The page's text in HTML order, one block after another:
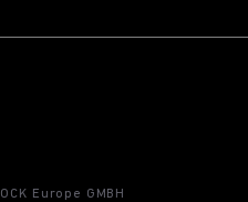
Europe GMBH